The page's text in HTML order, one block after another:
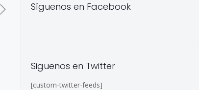
Síguenos en Facebook
Siguenos en Twitter
[custom-twitter-feeds]